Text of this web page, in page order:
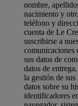
nombre,
nacimiento y
teléfono y
cuenta de Le
suscribirse a
comunicaciones
sus datos de
datos de
la gestión de sus
datos sobre su
identificadores